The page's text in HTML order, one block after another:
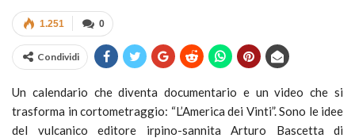
0
1.251
Condividi
Un calendario che diventa documentario e un video che si
trasforma in cortometraggio: “L’America dei Vinti”. Sono le idee
del vulcanico editore irpino-sannita Arturo Bascetta di